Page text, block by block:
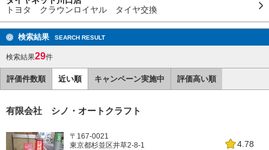
トヨタ クラウンロイヤル タイヤ交換
検索結果 SEARCH RESULT
検索結果29件
評価件数順 近い順 キャンペーン実施中 評価高い順
有限会社 シノ・オートクラフト
4.78
〒167-0021
東京都杉並区井草2-8-1